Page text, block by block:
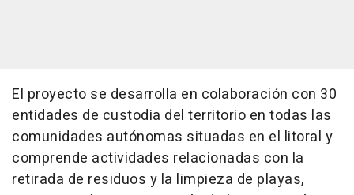
El proyecto se desarrolla en colaboración con 30
entidades de custodia del territorio en todas las
comunidades autónomas situadas en el litoral y
comprende actividades relacionadas con la
retirada de residuos y la limpieza de playas,